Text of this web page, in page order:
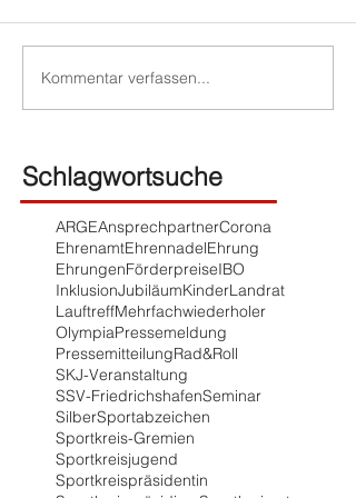
Kommentar verfassen...
Schlagwortsuche
ARGEAnsprechpartnerCorona
EhrenamtEhrennadelEhrung
EhrungenFörderpreiseIBO
InklusionJubiläumKinderLandrat
LauftreffMehrfachwiederholer
OlympiaPressemeldung
PressemitteilungRad&Roll
SKJ-Veranstaltung
SSV-FriedrichshafenSeminar
SilberSportabzeichen
Sportkreis-Gremien
Sportkreisjugend
Sportkreispräsidentin